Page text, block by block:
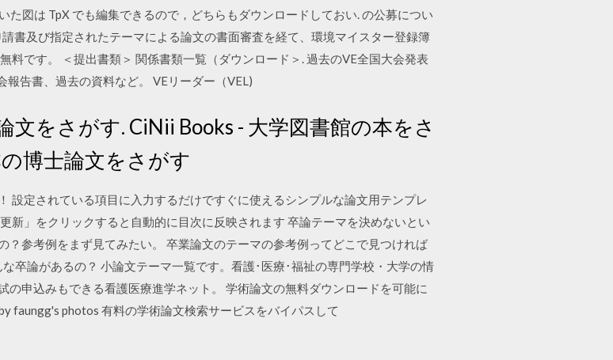
た図は TpX でも編集できるので，どちらもダウンロードしておい. の公募につい
書及び指定されたテーマによる論文の書面審査を経て、環境マイスター登録簿
料です。 ＜提出書類＞ 関係書類一覧（ダウンロード＞. 過去のVE全国大会発表
告書、過去の資料など。 VEリーダー（VEL)
文をさがす. CiNii Books - 大学図書館の本をさ
博士論文をさがす
設定されている項目に入力するだけですぐに使えるシンプルな論文用テンプレ
新」をクリックすると自動的に目次に反映されます 卒論テーマを決めないとい
？参考例をまず見てみたい。 卒業論文のテーマの参考例ってどこで見つければ
卒論があるの？ 小論文テーマ一覧です。看護･医療･福祉の専門学校・大学の情
申込みもできる看護医療進学ネット。 学術論文の無料ダウンロードを可能に
faungg's photos 有料の学術論文検索サービスをバイパスして